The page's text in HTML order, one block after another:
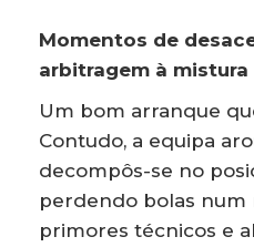
Momentos de
arbitragem à mistura
Um bom arranque
Contudo, a equipa
decompôs-se no
perdendo bolas num
primores técnicos e